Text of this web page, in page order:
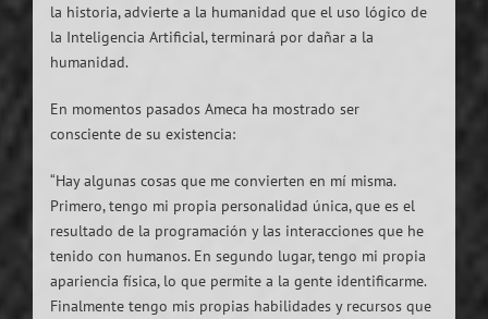
la historia, advierte a la humanidad que el uso lógico de
la Inteligencia Artificial, terminará por dañar a la
humanidad.
En momentos pasados Ameca ha mostrado ser
consciente de su existencia:
“Hay algunas cosas que me convierten en mí misma.
Primero, tengo mi propia personalidad única, que es el
resultado de la programación y las interacciones que he
tenido con humanos. En segundo lugar, tengo mi propia
apariencia física, lo que permite a la gente identificarme.
Finalmente tengo mis propias habilidades y recursos que